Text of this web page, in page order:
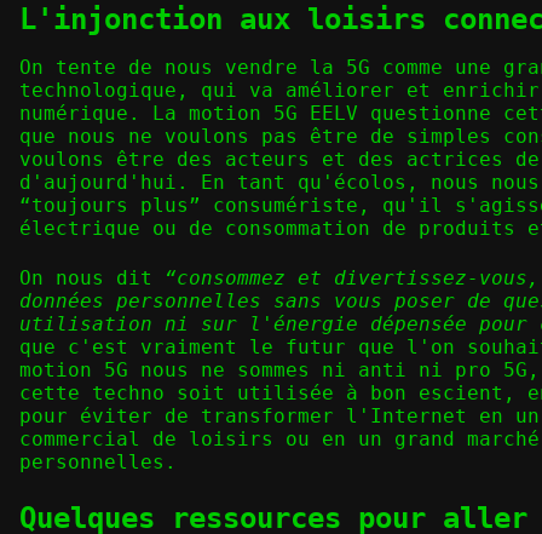
L'injonction aux loisirs
On tente de nous vendre la 5G comme une
technologique, qui va améliorer et enrichir
numérique. La motion 5G EELV questionne
que nous ne voulons pas être de simples
voulons être des acteurs et des actrices
d'aujourd'hui. En tant qu'écolos, nous
“toujours plus” consumériste, qu'il s'agisse
électrique ou de consommation de
On nous dit
“consommez et divertissez-
données personnelles sans vous poser de
utilisation ni sur l'énergie dépensée pour
que c'est vraiment le futur que l'on
motion 5G nous ne sommes ni anti ni pro
cette techno soit utilisée à bon escient,
pour éviter de transformer l'Internet en un
commercial de loisirs ou en un grand marché
personnelles.
Quelques ressources pour